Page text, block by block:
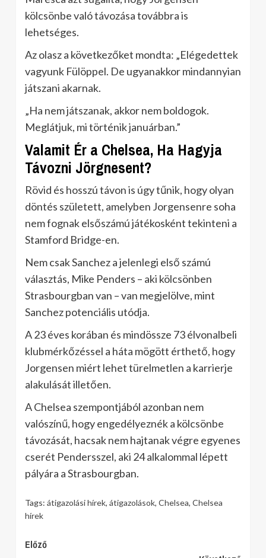
kölcsönbe való távozása továbbra is
lehetséges.
Az olasz a következőket mondta: „Elégedettek
vagyunk Fülöppel. De ugyanakkor mindannyian
játszani akarnak.
„Ha nem játszanak, akkor nem boldogok.
Meglátjuk, mi történik januárban.”
Valamit Ér a Chelsea, Ha Hagyja
Távozni Jörgnesent?
Rövid és hosszú távon is úgy tűnik, hogy olyan
döntés született, amelyben Jorgensenre soha
nem fognak elsőszámú játékosként tekinteni a
Stamford Bridge-en.
Nem csak Sanchez a jelenlegi első számú
választás, Mike Penders – aki kölcsönben
Strasbourgban van – van megjelölve, mint
Sanchez potenciális utódja.
A 23 éves korában és mindössze 73 élvonalbeli
klubmérkőzéssel a háta mögött érthető, hogy
Jorgensen miért lehet türelmetlen a karrierje
alakulását illetően.
A Chelsea szempontjából azonban nem
valószínű, hogy engedélyeznék a kölcsönbe
távozását, hacsak nem hajtanak végre egyenes
cserét Pendersszel, aki 24 alkalommal lépett
pályára a Strasbourgban.
Tags: átigazolási hírek, átigazolások, Chelsea, Chelsea
hírek
Continue
Előző